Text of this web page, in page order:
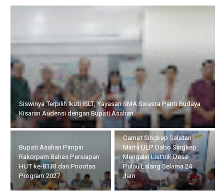
Bupati Asahan Pimpin Rakorpem Bahas Persiapan HUT ke-81 RI
dan Prioritas Program 2027
Minta ULP Dabo Singkep
Mengaliri Listtrik Desa
Pulau Lalang Selama 24
Jam
Perkuat Ketahanan Air
Baku, BP Batam Gandeng
Mc Dermott Tanam 400
Bambu Betung di
Bendungan Sei Nongsa